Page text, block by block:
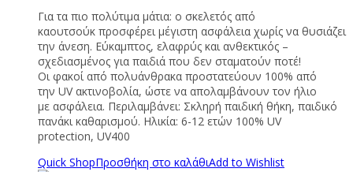
Για τα πιο πολύτιμα μάτια: ο σκελετός από
καουτσούκ προσφέρει μέγιστη ασφάλεια χωρίς να θυσιάζει
την άνεση. Εύκαμπτος, ελαφρύς και ανθεκτικός –
σχεδιασμένος για παιδιά που δεν σταματούν ποτέ!
Οι φακοί από πολυάνθρακα προστατεύουν 100% από
την UV ακτινοβολία, ώστε να απολαμβάνουν τον ήλιο
με ασφάλεια. Περιλαμβάνει: Σκληρή παιδική θήκη, παιδικό
πανάκι καθαρισμού. Ηλικία: 6-12 ετών 100% UV
protection, UV400
Quick ShopΠροσθήκη στο καλάθιAdd to Wishlist